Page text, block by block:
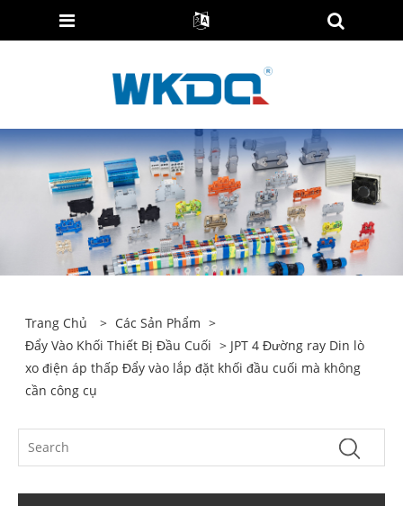
Trang Chủ > Các Sản Phẩm >
Đẩy Vào Khối Thiết Bị Đầu Cuối > JPT 4 Đường ray Din lò
xo điện áp thấp Đẩy vào lắp đặt khối đầu cuối mà không
cần công cụ